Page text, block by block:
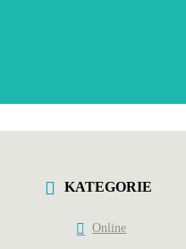
KATEGORIE
Online